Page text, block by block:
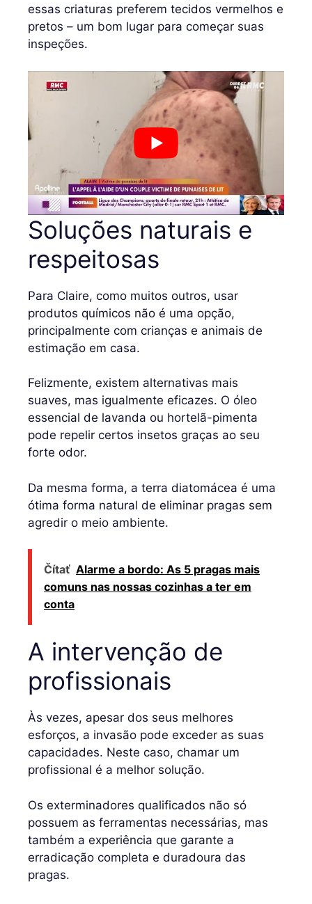
essas criaturas preferem tecidos vermelhos e
pretos – um bom lugar para começar suas
inspeções.
Soluções naturais e
respeitosas
Para Claire, como muitos outros, usar
produtos químicos não é uma opção,
principalmente com crianças e animais de
estimação em casa.
Felizmente, existem alternativas mais
suaves, mas igualmente eficazes. O óleo
essencial de lavanda ou hortelã-pimenta
pode repelir certos insetos graças ao seu
forte odor.
Da mesma forma, a terra diatomácea é uma
ótima forma natural de eliminar pragas sem
agredir o meio ambiente.
Čítať Alarme a bordo: As 5 pragas mais
comuns nas nossas cozinhas a ter em
conta
A intervenção de
profissionais
Às vezes, apesar dos seus melhores
esforços, a invasão pode exceder as suas
capacidades. Neste caso, chamar um
profissional é a melhor solução.
Os exterminadores qualificados não só
possuem as ferramentas necessárias, mas
também a experiência que garante a
erradicação completa e duradoura das
pragas.